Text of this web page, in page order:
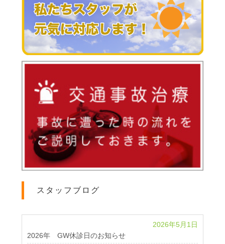
スタッフブログ
2026年5月1日
2026年 GW休診日のお知らせ